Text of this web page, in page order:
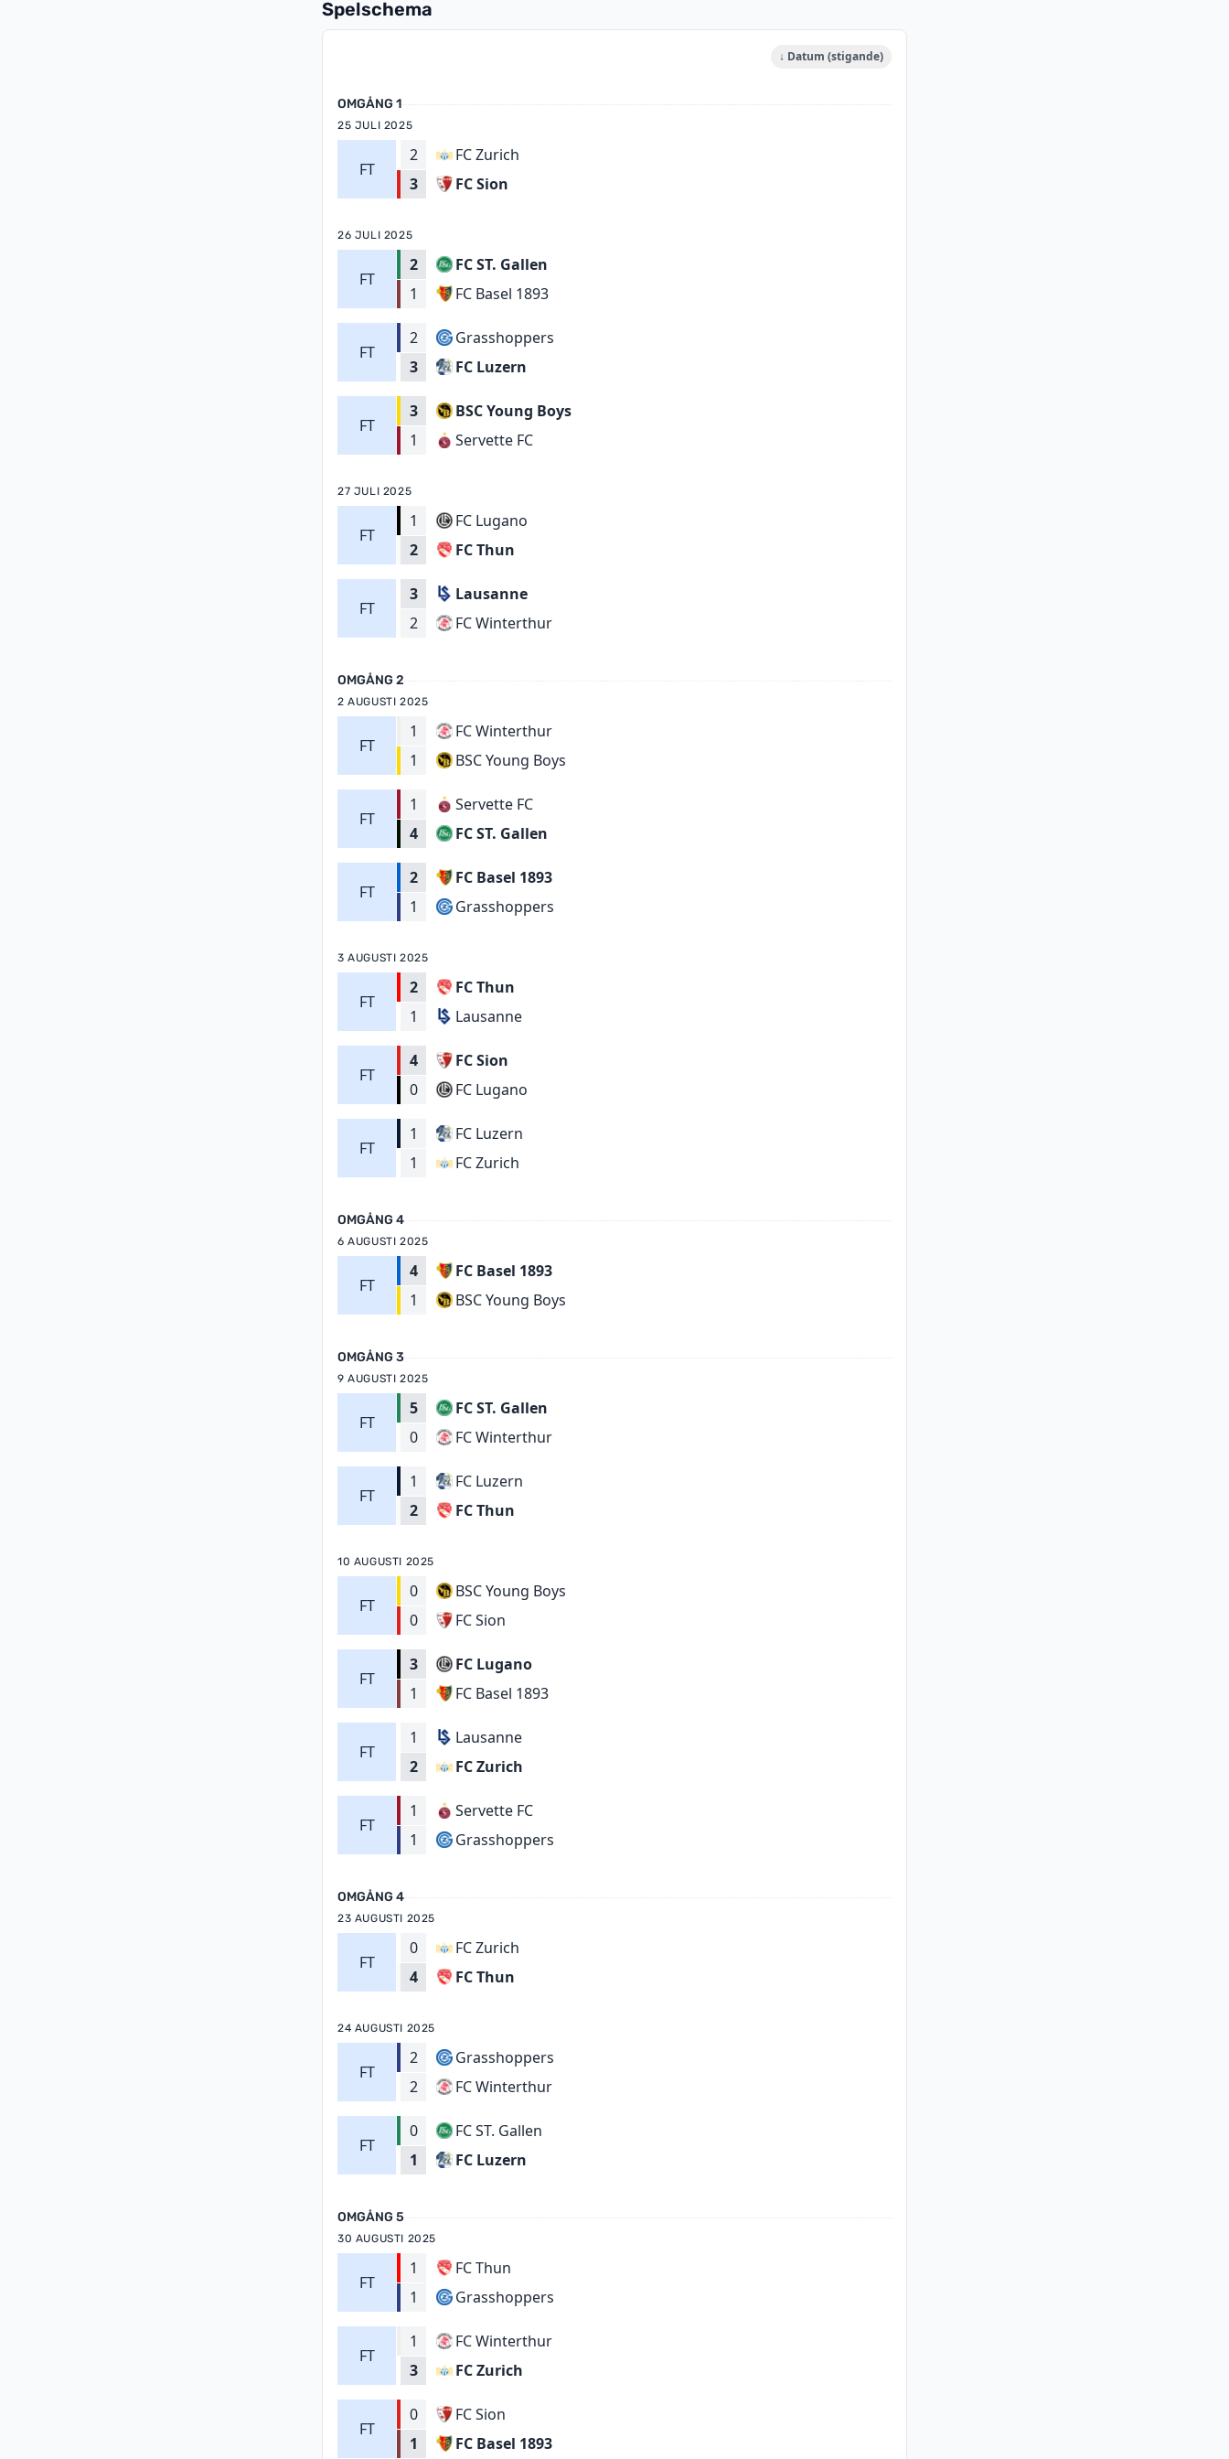
Spelschema
↓ Datum (stigande)
OMGÅNG 1
25 JULI 2025
FT
2
3
FC Zurich
FC Sion
26 JULI 2025
FT
2
1
FC ST. Gallen
FC Basel 1893
FT
2
3
Grasshoppers
FC Luzern
FT
3
1
BSC Young Boys
Servette FC
27 JULI 2025
FT
1
2
FC Lugano
FC Thun
FT
3
2
Lausanne
FC Winterthur
OMGÅNG 2
2 AUGUSTI 2025
FT
1
1
FC Winterthur
BSC Young Boys
FT
1
4
Servette FC
FC ST. Gallen
FT
2
1
FC Basel 1893
Grasshoppers
3 AUGUSTI 2025
FT
2
1
FC Thun
Lausanne
FT
4
0
FC Sion
FC Lugano
FT
1
1
FC Luzern
FC Zurich
OMGÅNG 4
6 AUGUSTI 2025
FT
4
1
FC Basel 1893
BSC Young Boys
OMGÅNG 3
9 AUGUSTI 2025
FT
5
0
FC ST. Gallen
FC Winterthur
FT
1
2
FC Luzern
FC Thun
10 AUGUSTI 2025
FT
0
0
BSC Young Boys
FC Sion
FT
3
1
FC Lugano
FC Basel 1893
FT
1
2
Lausanne
FC Zurich
FT
1
1
Servette FC
Grasshoppers
OMGÅNG 4
23 AUGUSTI 2025
FT
0
4
FC Zurich
FC Thun
24 AUGUSTI 2025
FT
2
2
Grasshoppers
FC Winterthur
FT
0
1
FC ST. Gallen
FC Luzern
OMGÅNG 5
30 AUGUSTI 2025
FT
1
1
FC Thun
Grasshoppers
FT
1
3
FC Winterthur
FC Zurich
FT
0
1
FC Sion
FC Basel 1893